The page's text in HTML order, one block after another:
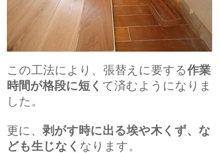
この工法により、張替えに要する作業
時間が格段に短く て済むようになりま
した。
更に、剥がす時に出る埃や木くず、な
ども生じなく なります。